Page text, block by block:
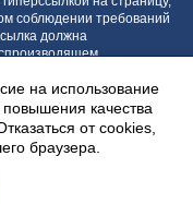
соблюдении требований
должна
на использование
качества
Отказаться от cookies,
браузера.